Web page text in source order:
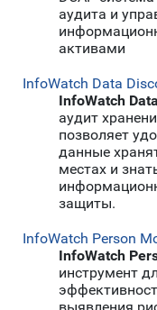
аудита и
активами
InfoWatch Data
InfoWatch
аудит
позволяет
данные
местах и
защиты.
InfoWatch Person
InfoWatch
инструмент